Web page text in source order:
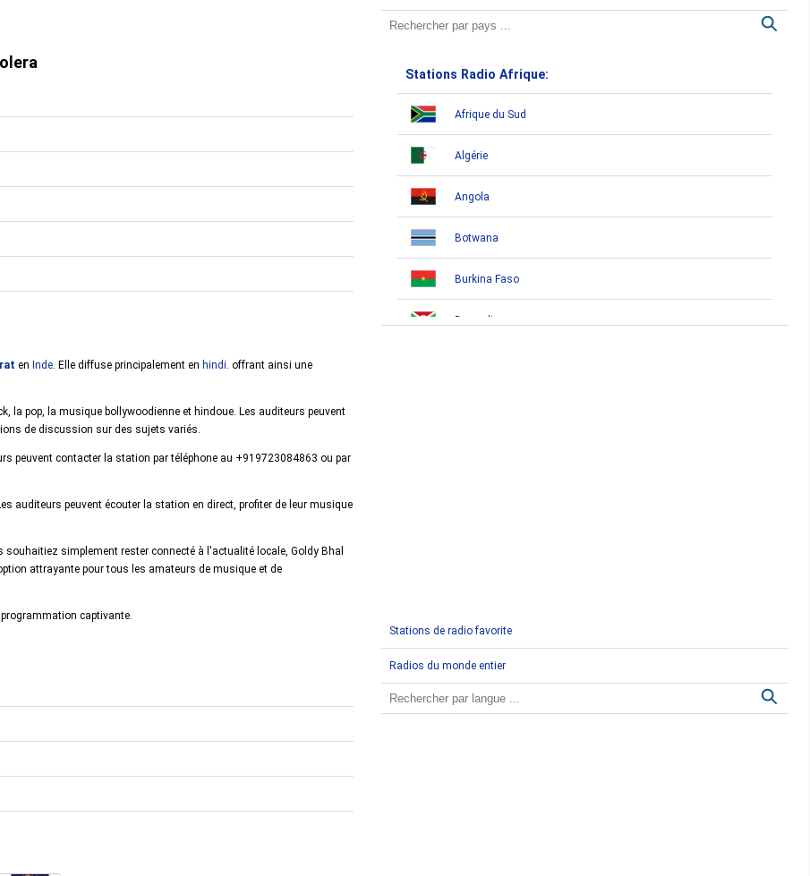
en Inde. Elle diffuse principalement en hindi. offrant ainsi une
la pop, la musique bollywoodienne et hindoue. Les auditeurs peuvent
de discussion sur des sujets variés.
peuvent contacter la station par téléphone au +919723084863 ou par
auditeurs peuvent écouter la station en direct, profiter de leur musique
simplement rester connecté à l'actualité locale, Goldy Bhal
attrayante pour tous les amateurs de musique et de
captivante.
Stations Radio Afrique:
Afrique du Sud
Algérie
Angola
Botwana
Burkina Faso
Burundi
Egypte
Stations de radio favorite
Radios du monde entier